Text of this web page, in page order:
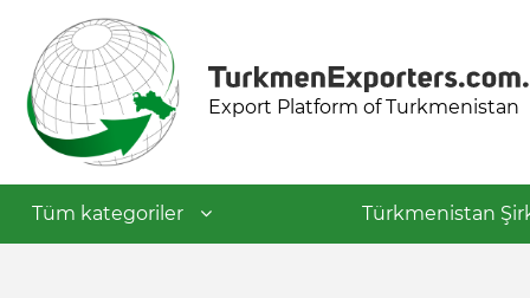
Export Platform of Turkmenistan
Tüm kategoriler Türkmenistan